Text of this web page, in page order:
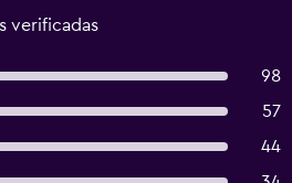
verificadas
98
57
44